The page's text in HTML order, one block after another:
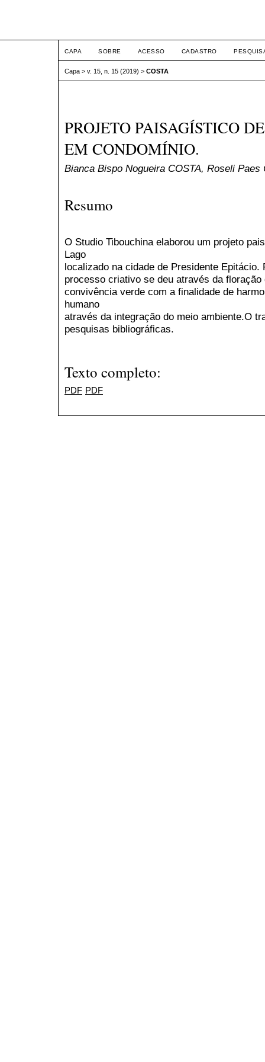
CAPA SOBRE ACESSO CADASTRO
Capa > v. 15, n. 15 (2019) > COSTA
PROJETO PAISAGÍSTICO
EM CONDOMÍNIO.
Bianca Bispo Nogueira COSTA, Roseli Paes
Resumo
O Studio Tibouchina elaborou um projeto
Lago
localizado na cidade de Presidente
processo criativo se deu através da
convivência verde com a finalidade de
humano
através da integração do meio ambiente.O
pesquisas bibliográficas.
Texto completo:
PDF PDF